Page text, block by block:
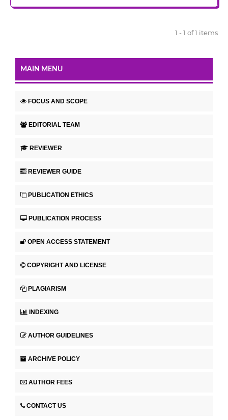
1 - 1 of 1 items
MAIN MENU
FOCUS AND SCOPE
EDITORIAL TEAM
REVIEWER
REVIEWER GUIDE
PUBLICATION ETHICS
PUBLICATION PROCESS
OPEN ACCESS STATEMENT
COPYRIGHT AND LICENSE
PLAGIARISM
INDEXING
AUTHOR GUIDELINES
ARCHIVE POLICY
AUTHOR FEES
CONTACT US